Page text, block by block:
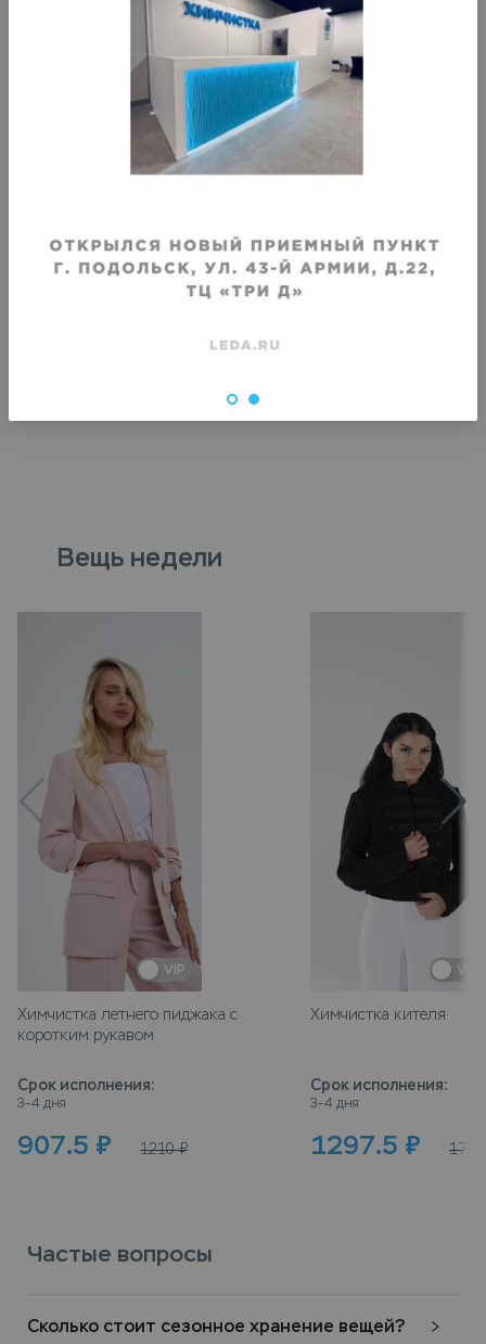
Хранение ветровки
Хранение
Вещь недели
VIP
Химчистка летнего пиджака с
коротким рукавом
Срок исполнения:
3–4 дня
907.5 ₽ 1210 ₽
VIP
Химчистка кителя
Срок исполнения:
3–4 дня
1297.5 ₽ 1730
Частые вопросы
Сколько стоит сезонное хранение вещей?